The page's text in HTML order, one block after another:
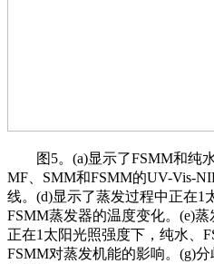
图5。(a)显示了FSMM和纯水
MF、SMM和FSMM的UV-Vis-
线。(d)显示了蒸发过程中正在1
FSMM蒸发器的温度变化。(e)
正在1太阳光照强度下，纯水、
FSMM对蒸发机能的影响。(g)